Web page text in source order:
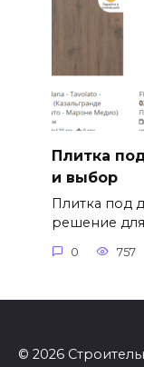
Плитка
и выбор
Плитка под
решение для
0 757
© 2026